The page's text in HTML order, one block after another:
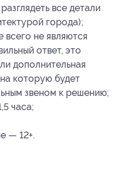
все детали
города);
всего не являются
ответ, это
дополнительная
которую будет
звеном к решению;
часа;
— 12+.